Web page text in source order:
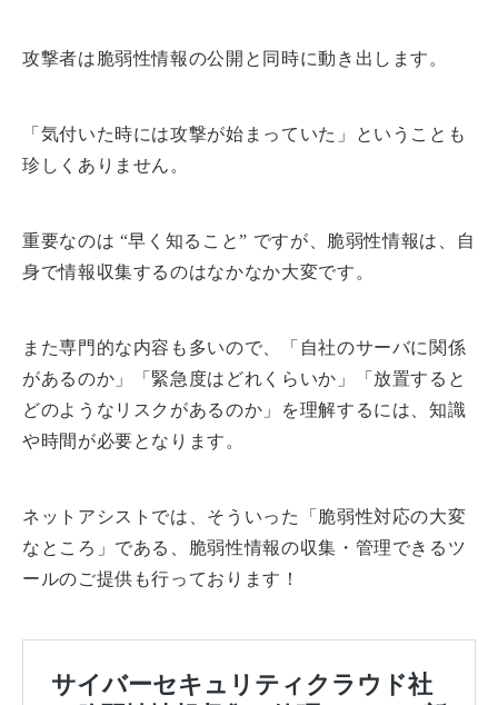
攻撃者は脆弱性情報の公開と同時に動き出します。
「気付いた時には攻撃が始まっていた」ということも
珍しくありません。
重要なのは “早く知ること” ですが、脆弱性情報は、自
身で情報収集するのはなかなか大変です。
また専門的な内容も多いので、「自社のサーバに関係
があるのか」「緊急度はどれくらいか」「放置すると
どのようなリスクがあるのか」を理解するには、知識
や時間が必要となります。
ネットアシストでは、そういった「脆弱性対応の大変
なところ」である、脆弱性情報の収集・管理できるツ
ールのご提供も行っております！